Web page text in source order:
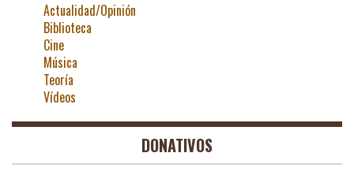
Actualidad/Opinión
Biblioteca
Cine
Música
Teoría
Vídeos
DONATIVOS